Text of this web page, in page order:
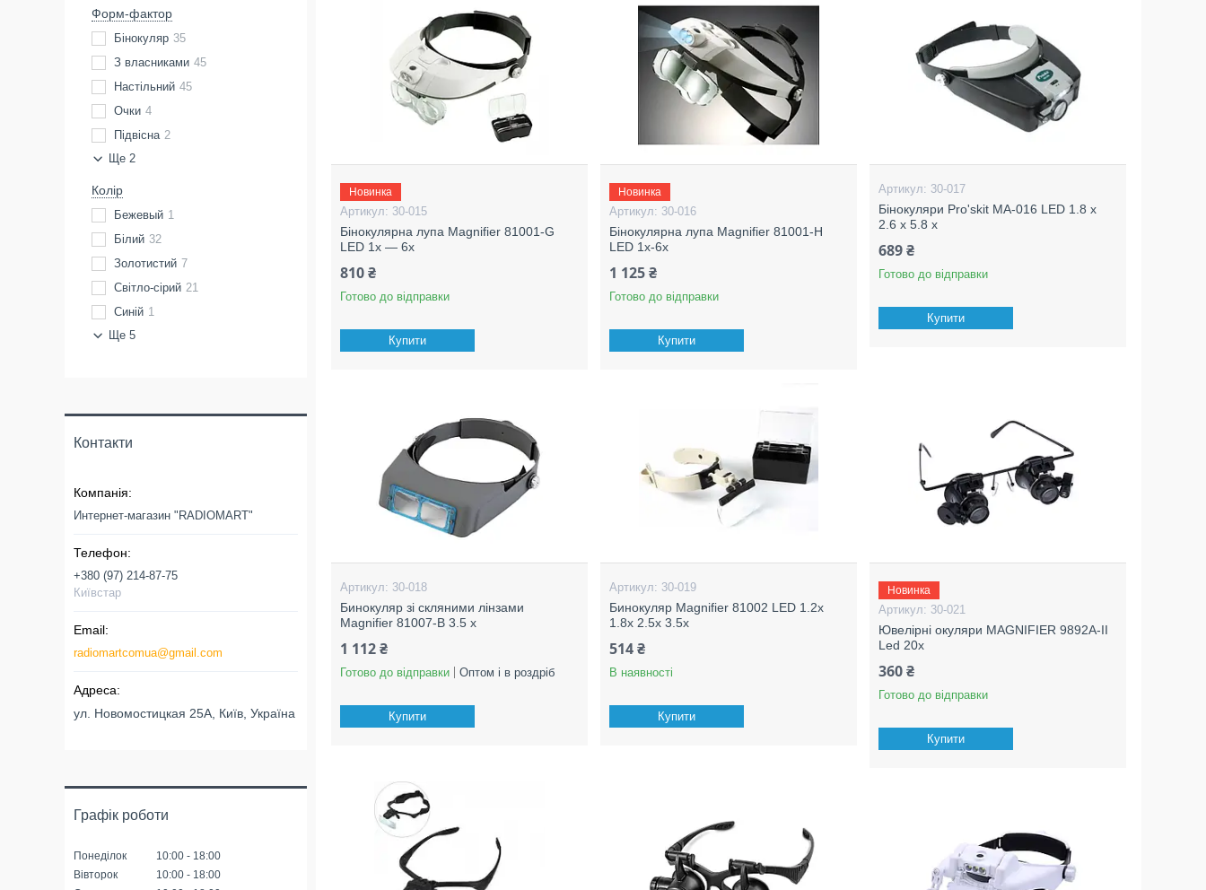
Новинка
30-015
Бінокулярна лупа Magnifier 81001-G
LED 1x — 6x
810 ₴
Готово до відправки
Купити
Новинка
30-016
Бінокулярна лупа Magnifier 81001-H
LED 1x-6x
1 125 ₴
Готово до відправки
Купити
30-017
Бінокуляри Pro'skit MA-016 LED 1.8 x
2.6 x 5.8 x
689 ₴
Готово до відправки
Купити
30-018
Бинокуляр зі скляними лінзами
Magnifier 81007-B 3.5 x
1 112 ₴
Готово до відправки Оптом і в роздріб
Купити
30-019
Бинокуляр Magnifier 81002 LED 1.2x
1.8x 2.5x 3.5x
514 ₴
В наявності
Купити
Новинка
30-021
Ювелірні окуляри MAGNIFIER 9892A-II
Led 20x
360 ₴
Готово до відправки
Купити
Форм-фактор
Бінокуляр 35
З власниками 45
Настільний 45
Очки 4
Підвісна 2
Ще 2
Колір
Бежевый 1
Білий 32
Золотистий 7
Світло-сірий 21
Синій 1
Ще 5
Контакти
Интернет-магазин "RADIOMART"
+380 (97) 214-87-75
Київстар
radiomartcomua@gmail.com
ул. Новомостицкая 25А, Київ, Україна
Графік роботи
Понеділок 10:00
18:00
Вівторок
10:00
18:00